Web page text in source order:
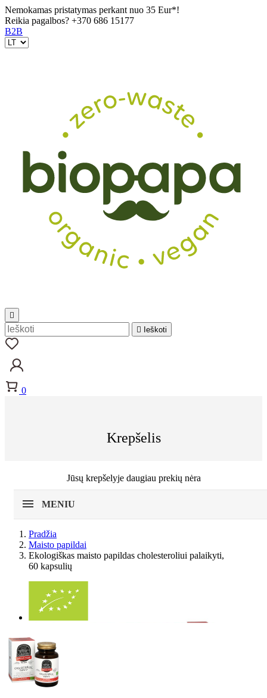
Nemokamas pristatymas perkant nuo 35 Eur*!
Reikia pagalbos? +370 686 15177
B2B


Ieškoti
0
Krepšelis
Jūsų krepšelyje daugiau prekių nėra
MENIU
Pradžia
Maisto papildai
Ekologiškas maisto papildas cholesteroliui palaikyti,
60 kapsulių